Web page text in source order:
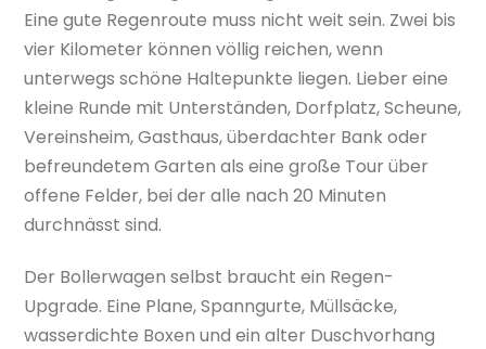
Eine gute Regenroute muss nicht weit sein. Zwei bis
vier Kilometer können völlig reichen, wenn
unterwegs schöne Haltepunkte liegen. Lieber eine
kleine Runde mit Unterständen, Dorfplatz, Scheune,
Vereinsheim, Gasthaus, überdachter Bank oder
befreundetem Garten als eine große Tour über
offene Felder, bei der alle nach 20 Minuten
durchnässt sind.
Der Bollerwagen selbst braucht ein Regen-
Upgrade. Eine Plane, Spanngurte, Müllsäcke,
wasserdichte Boxen und ein alter Duschvorhang